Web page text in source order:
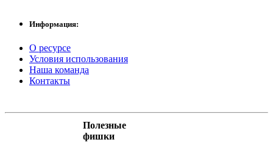
Информация:
О ресурсе
Условия использования
Наша команда
Контакты
Полезные
фишки